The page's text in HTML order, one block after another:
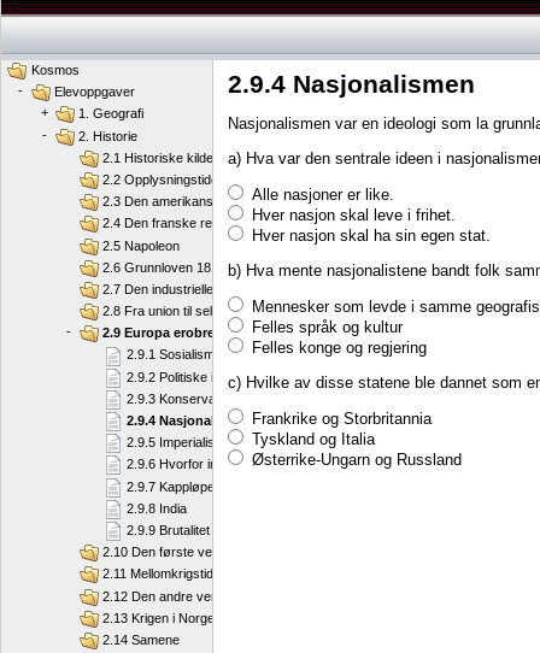
2.9.4 Nasjonalismen
Nasjonalismen var en ideologi som la
a) Hva var den sentrale ideen i
Alle nasjoner er like.
Hver nasjon skal leve i frihet.
Hver nasjon skal ha sin egen stat.
b) Hva mente nasjonalistene bandt folk
Mennesker som levde i samme
Felles språk og kultur
Felles konge og regjering
c) Hvilke av disse statene ble dannet som
Frankrike og Storbritannia
Tyskland og Italia
Østerrike-Ungarn og Russland
Kosmos
-
Elevoppgaver
+
1. Geografi
-
2. Historie
2.1 Historiske kilder
2.2 Opplysningstiden
2.3 Den amerikanske revolusjon
2.4 Den franske revolusjon
2.5 Napoleon
2.6 Grunnloven 1814
2.7 Den industrielle revolusjon
2.8 Fra union til selvstendig nasjon
-
2.9 Europa erobrer verden
2.9.1 Sosialismen
2.9.2 Politiske ideologier
2.9.3 Konservatisme og liberalisme
2.9.4 Nasjonalismen
2.9.5 Imperialismen
2.9.6 Hvorfor imperialisme
2.9.7 Kappløpet om Afrika
2.9.8 India
2.9.9 Brutalitet
2.10 Den første verdenskrigen
2.11 Mellomkrigstida
2.12 Den andre verdenskrigen
2.13 Krigen i Norge
2.14 Samene